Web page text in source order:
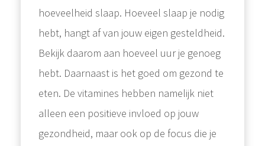
hoeveelheid slaap. Hoeveel slaap je nodig
hebt, hangt af van jouw eigen gesteldheid.
Bekijk daarom aan hoeveel uur je genoeg
hebt. Daarnaast is het goed om gezond te
eten. De vitamines hebben namelijk niet
alleen een positieve invloed op jouw
gezondheid, maar ook op de focus die je